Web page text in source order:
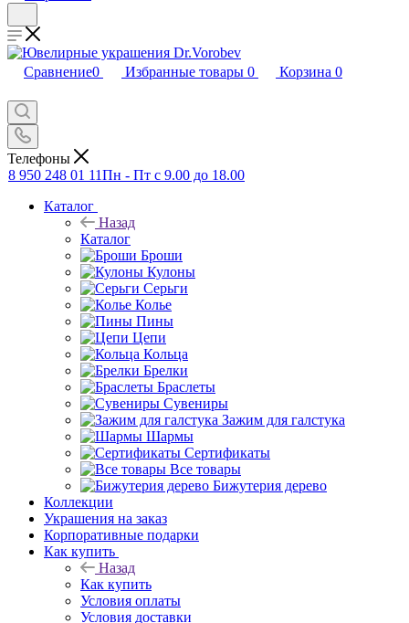
Сравнение0 Избранные товары 0 Корзина 0
Телефоны
8 950 248 01 11Пн - Пт с 9.00 до 18.00
Каталог
Назад
Каталог
Броши
Кулоны
Серьги
Колье
Пины
Цепи
Кольца
Брелки
Браслеты
Сувениры
Зажим для галстука
Шармы
Сертификаты
Все товары
Бижутерия дерево
Коллекции
Украшения на заказ
Корпоративные подарки
Как купить
Назад
Как купить
Условия оплаты
Условия доставки